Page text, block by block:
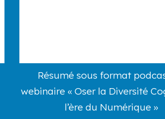
Résumé sous format
webinaire « Oser la Diversité
l’ère du Numérique »